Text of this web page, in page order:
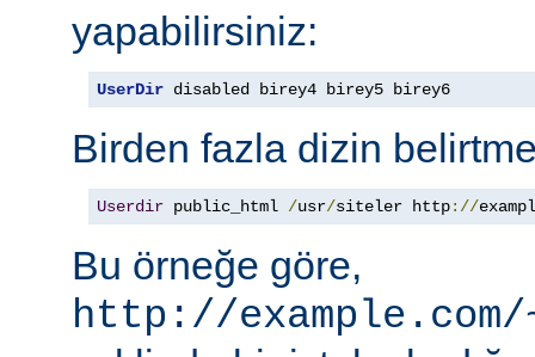
yapabilirsiniz:
UserDir disabled birey4 birey5 birey6
Birden fazla dizin
Userdir public_html /usr/siteler http://
Bu örneğe göre,
http://